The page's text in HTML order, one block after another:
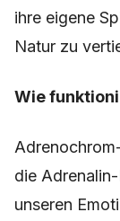
ihre eigene
Natur zu
Wie
die
unseren